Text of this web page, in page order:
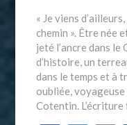
« Je viens
chemin ». Être née
jeté l’ancre dans
d’histoire, un
dans le temps et à
oubliée,
Cotentin.